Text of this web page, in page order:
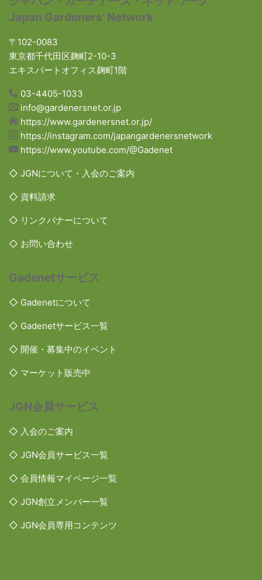
Japan Gardeners’ Network
〒102-0083
東京都千代田区麹町2-10-3
エキスパートオフィス麹町1階
03-4405-1033
info@gardenersnet.or.jp
https://www.gardenersnet.or.jp/
https://instagram.com/japangardenersnetwork
https://www.youtube.com/@Gadenet
◇ JGNについて・入会のご案内
◇ 資料請求
◇ リンクバナーについて
◇ お問い合わせ
Gadenetサービス
◇ Gadenetについて
◇ Gadenetサービス一覧
◇ 開催・募集中のイベント
◇ マーケット販売中
JGN会員サービス
◇ 入会のご案内
◇ JGN会員サービス一覧
◇ 会員情報マイページ一覧
◇ JGN創立メンバー一覧
◇ JGN会員専用コンテンツ